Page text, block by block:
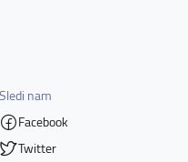
Sledi nam
Facebook
Twitter